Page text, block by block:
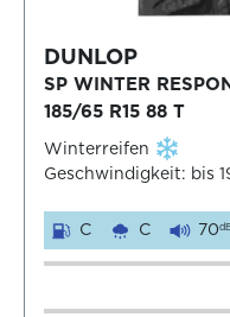
DUNLOP
SP WINTER
185/65 R15 88 T
Winterreifen
Geschwindigkeit: bis
C C 70